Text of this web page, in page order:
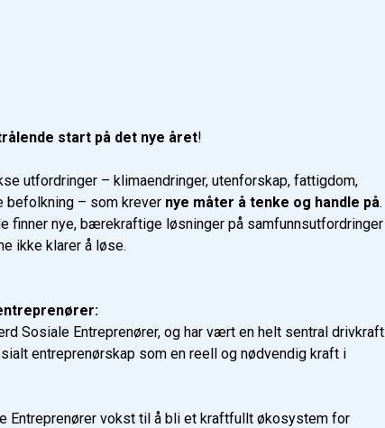
start på det nye året!
utfordringer – klimaendringer, utenforskap, fattigdom,
befolkning – som krever nye måter å tenke og handle på.
finner nye, bærekraftige løsninger på samfunnsutfordringer
ikke klarer å løse.
Sosiale Entreprenører, og har vært en helt sentral drivkraft
entreprenørskap som en reell og nødvendig kraft i
Entreprenører vokst til å bli et kraftfullt økosystem for